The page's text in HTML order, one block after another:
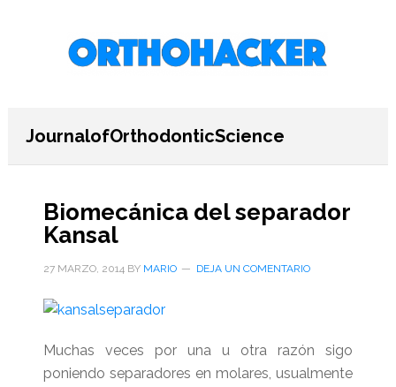
primariaJournalofOrthodonticScience
Biomecánica del separador
Kansal
27 MARZO, 2014BY MARIO DEJA UN COMENTARIO
Muchas veces por una u otra razón sigo
poniendo separadores en molares, usualmente